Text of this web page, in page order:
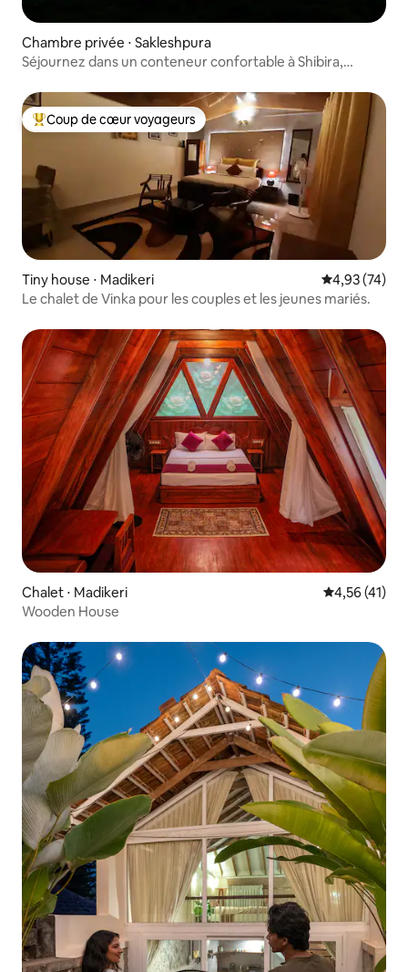
Chambre privée ⋅ Sakleshpura
Séjournez dans un conteneur confortable à Shibira,
Coups de cœur voyageurs les plus appréciés
Coup de cœur voyageurs
Tiny house ⋅ Madikeri Évaluation
4,93 (74)
Le chalet de Vinka pour les couples et les jeunes mariés.
Chalet ⋅ Madikeri Évaluation
4,56 (41)
Wooden House